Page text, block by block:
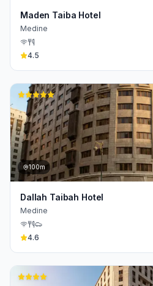
Maden Taiba Hotel
Medine
4.5
100m
Dallah Taibah Hotel
Medine
4.6